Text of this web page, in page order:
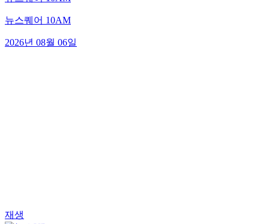
뉴스퀘어 10AM
2026년 08월 06일
재생